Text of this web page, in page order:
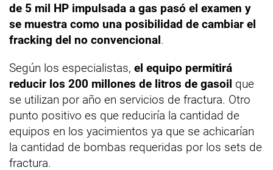
de 5 mil HP impulsada a gas pasó el examen y
se muestra como una posibilidad de cambiar el
fracking del no convencional.
Según los especialistas, el equipo permitirá
reducir los 200 millones de litros de gasoil que
se utilizan por año en servicios de fractura. Otro
punto positivo es que reduciría la cantidad de
equipos en los yacimientos ya que se achicarían
la cantidad de bombas requeridas por los sets de
fractura.